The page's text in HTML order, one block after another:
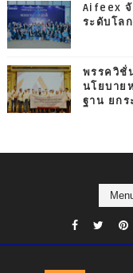
Aifeex
ระดับโล
พรรควิชั่
นโยบาย
ฐาน ยกร